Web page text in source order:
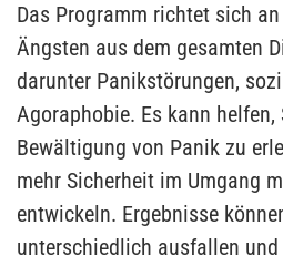
Das Programm richtet sich
Ängsten aus dem gesamten
darunter Panikstörungen,
Agoraphobie. Es kann
Bewältigung von Panik zu
mehr Sicherheit im Umgang
entwickeln. Ergebnisse
unterschiedlich ausfallen